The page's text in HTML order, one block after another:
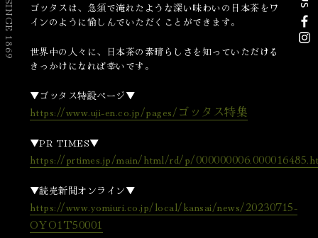
SINCE 1869
ゴッタスは、急須で淹れたような深い味わいの日本茶をワ
インのように愉しんでいただくことができます。
世界中の人々に、日本茶の素晴らしさを知っていただける
きっかけになれば幸いです。
▼ゴッタス特設ページ▼
https://www.uji-en.co.jp/pages/ゴッタス特集
▼PR TIMES▼
https://prtimes.jp/main/html/rd/p/
▼読売新聞オンライン▼
https://www.yomiuri.co.jp/local/kansai/news/20230715-
OYO1T50001